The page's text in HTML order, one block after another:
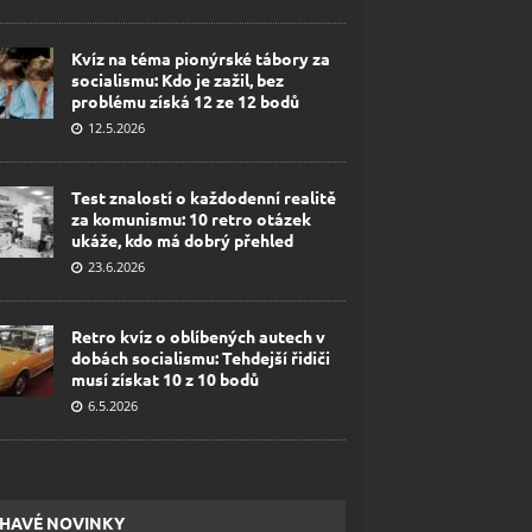
Kvíz na téma pionýrské tábory za
socialismu: Kdo je zažil, bez
problému získá 12 ze 12 bodů
12.5.2026
Test znalostí o každodenní realitě
za komunismu: 10 retro otázek
ukáže, kdo má dobrý přehled
23.6.2026
Retro kvíz o oblíbených autech v
dobách socialismu: Tehdejší řidiči
musí získat 10 z 10 bodů
6.5.2026
NOVINKY